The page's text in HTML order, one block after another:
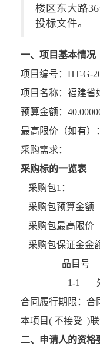
楼区东大路
投标文件。
一、项目基本情况
项目编号：HT-G-
项目名称：福建省
预算金额：
最高限价（如有）
采购需求：
采购标的一览表
采购包1：
采购包预算金额
采购包最高限价
采购包保证金金
品目号
1-1
合同履行期限：合
本项目( 不接受 )
二、申请人的资格